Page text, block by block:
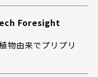
Foresight
物由来でプリプリ